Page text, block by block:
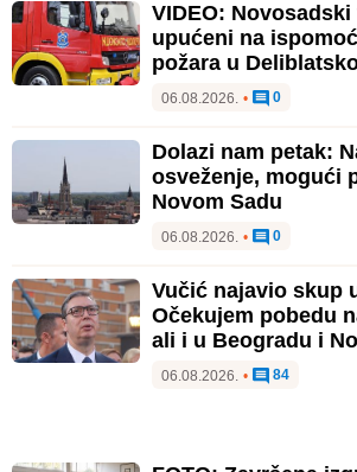
VIDEO:
upućeni na
požara u
06.08.2026. • 0
Dolazi nam petak:
osveženje, mogući
Novom Sadu
06.08.2026. • 0
Vučić najavio skup
Očekujem pobedu
ali i u Beogradu i
06.08.2026. • 84